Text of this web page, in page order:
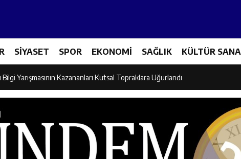
SİYASET SPOR EKONOMİ SAĞLIK KÜLTÜR
Semt Pazarında Bilgilendirme Faaliyeti
Yarışmasının Kazananları Kutsal Topraklara Uğurlandı
Akşamlarına Açık Hava Sineması Renk Kattı
Canpolat ve Kaya, Mehmet Zengin’in Cenaze Törenine Katıldı